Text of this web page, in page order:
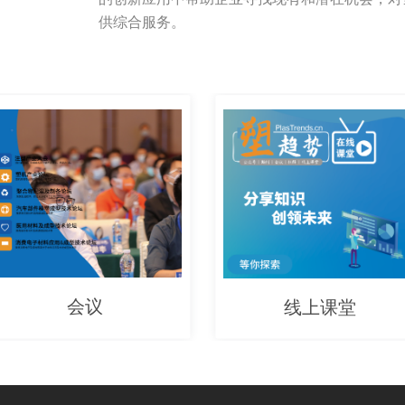
供综合服务。
会议 线上课堂